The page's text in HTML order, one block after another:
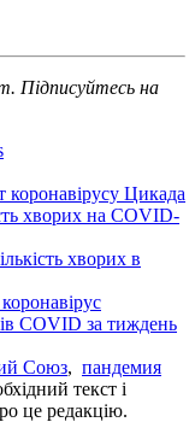
Підписуйтесь на
коронавірусу Цикада
хворих на COVID-
хворих в
COVID за тиждень
Союз, пандемия
текст і
це редакцію.